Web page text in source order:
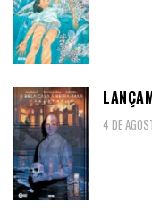
4 DE